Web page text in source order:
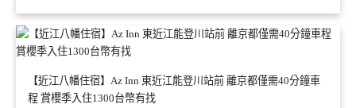
【近江八幡住宿】Az Inn 東近江能登川站前 離京都僅需40分鐘車
程 賞櫻季入住1300台幣有找